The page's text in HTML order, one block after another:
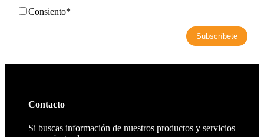
Consiento*
Contacto
Si buscas información de nuestros productos y servicios